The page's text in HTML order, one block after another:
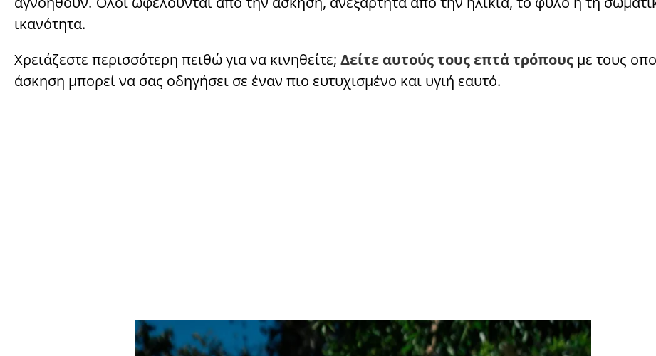
ικανότητα.
Χρειάζεστε περισσότερη πειθώ για να κινηθείτε; Δείτε αυτούς τους επτά τρόπους με τους
άσκηση μπορεί να σας οδηγήσει σε έναν πιο ευτυχισμένο και υγιή εαυτό.